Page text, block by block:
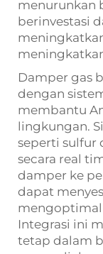
menurunkan
berinvestasi
Damper gas
dengan
membantu
lingkungan.
seperti sulfur
secara real
damper ke
dapat
Integrasi ini
tetap dalam